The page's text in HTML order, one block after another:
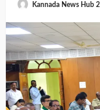
Kannada News Hub